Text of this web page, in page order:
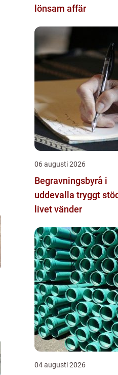
lönsam affär
06 augusti 2026
Begravningsbyrå i
uddevalla tryggt stöd när
livet vänder
04 augusti 2026